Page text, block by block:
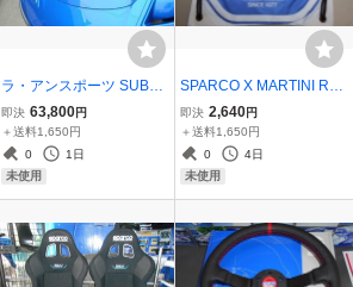
ラ・アンスポーツ SUBAR
U インプレッサ GR・G
V型用 カーボンインター
クーラーフード（純正形
状）送料別途 受注生産品
即決 63,800円
＋送料1,650円
0
1日
未使用
SPARCO X MARTINI RA
CING スパルコ スポーツ
サック SPORTSACK マル
ティニストライプ入り
即決 2,640円
＋送料1,650円
0
4日
未使用